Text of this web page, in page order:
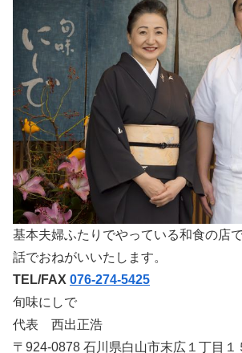
基本夫婦ふたりでやっている和食の店
話でおねがいいたします。
TEL/FAX 076-274-5425
旬味にしで
代表 西出正浩
〒924-0878 石川県白山市末広１丁目１